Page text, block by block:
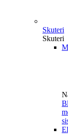
Skuteri
Skuteri